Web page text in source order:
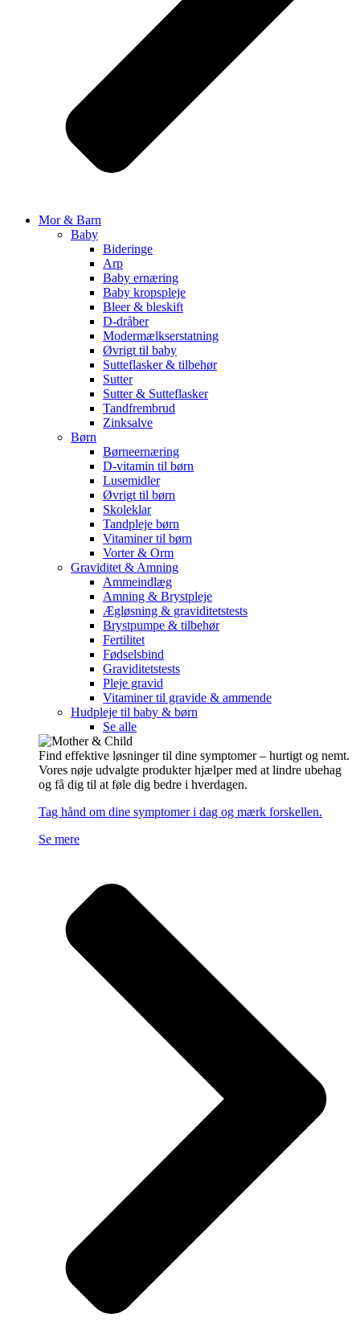
Mor & Barn
Baby
Bideringe
Arp
Baby ernæring
Baby kropspleje
Bleer & bleskift
D-dråber
Modermælkserstatning
Øvrigt til baby
Sutteflasker & tilbehør
Sutter
Sutter & Sutteflasker
Tandfrembrud
Zinksalve
Børn
Børneernæring
D-vitamin til børn
Lusemidler
Øvrigt til børn
Skoleklar
Tandpleje børn
Vitaminer til børn
Vorter & Orm
Graviditet & Amning
Ammeindlæg
Amning & Brystpleje
Ægløsning & graviditetstests
Brystpumpe & tilbehør
Fertilitet
Fødselsbind
Graviditetstests
Pleje gravid
Vitaminer til gravide & ammende
Hudpleje til baby & børn
Se alle
Find effektive løsninger til dine symptomer – hurtigt og nemt.
Vores nøje udvalgte produkter hjælper med at lindre ubehag
og få dig til at føle dig bedre i hverdagen.
Tag hånd om dine symptomer i dag og mærk forskellen.
Se mere